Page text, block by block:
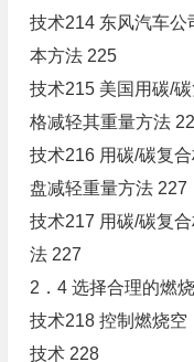
技术214 东风汽车公
本方法 225
技术215 美国用碳/
格减轻其重量方法
技术216 用碳/碳复
盘减轻重量方法 227
技术217 用碳/碳复
法 227
2．4 选择合理的燃
技术218 控制燃烧空
技术 228